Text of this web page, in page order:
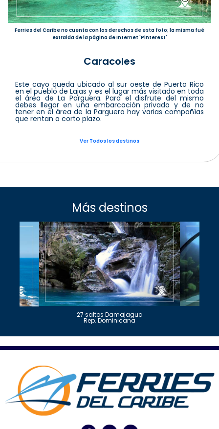
Ferries del Caribe no cuenta con los derechos de esta foto; la misma fué
extraida de la página de Internet 'Pinterest'
Caracoles
Este cayo queda ubicado al sur oeste de Puerto Rico
en el pueblo de Lajas y es el lugar más visitado en toda
el área de La Parguera. Para el disfrute del mismo
debes llegar en una embarcación privada y de no
tener en el área de la Parguera hay varias compañías
que rentan a corto plazo.
Ver Todos los destinos
Más destinos
27 saltos Damajagua
Rep. Dominicana